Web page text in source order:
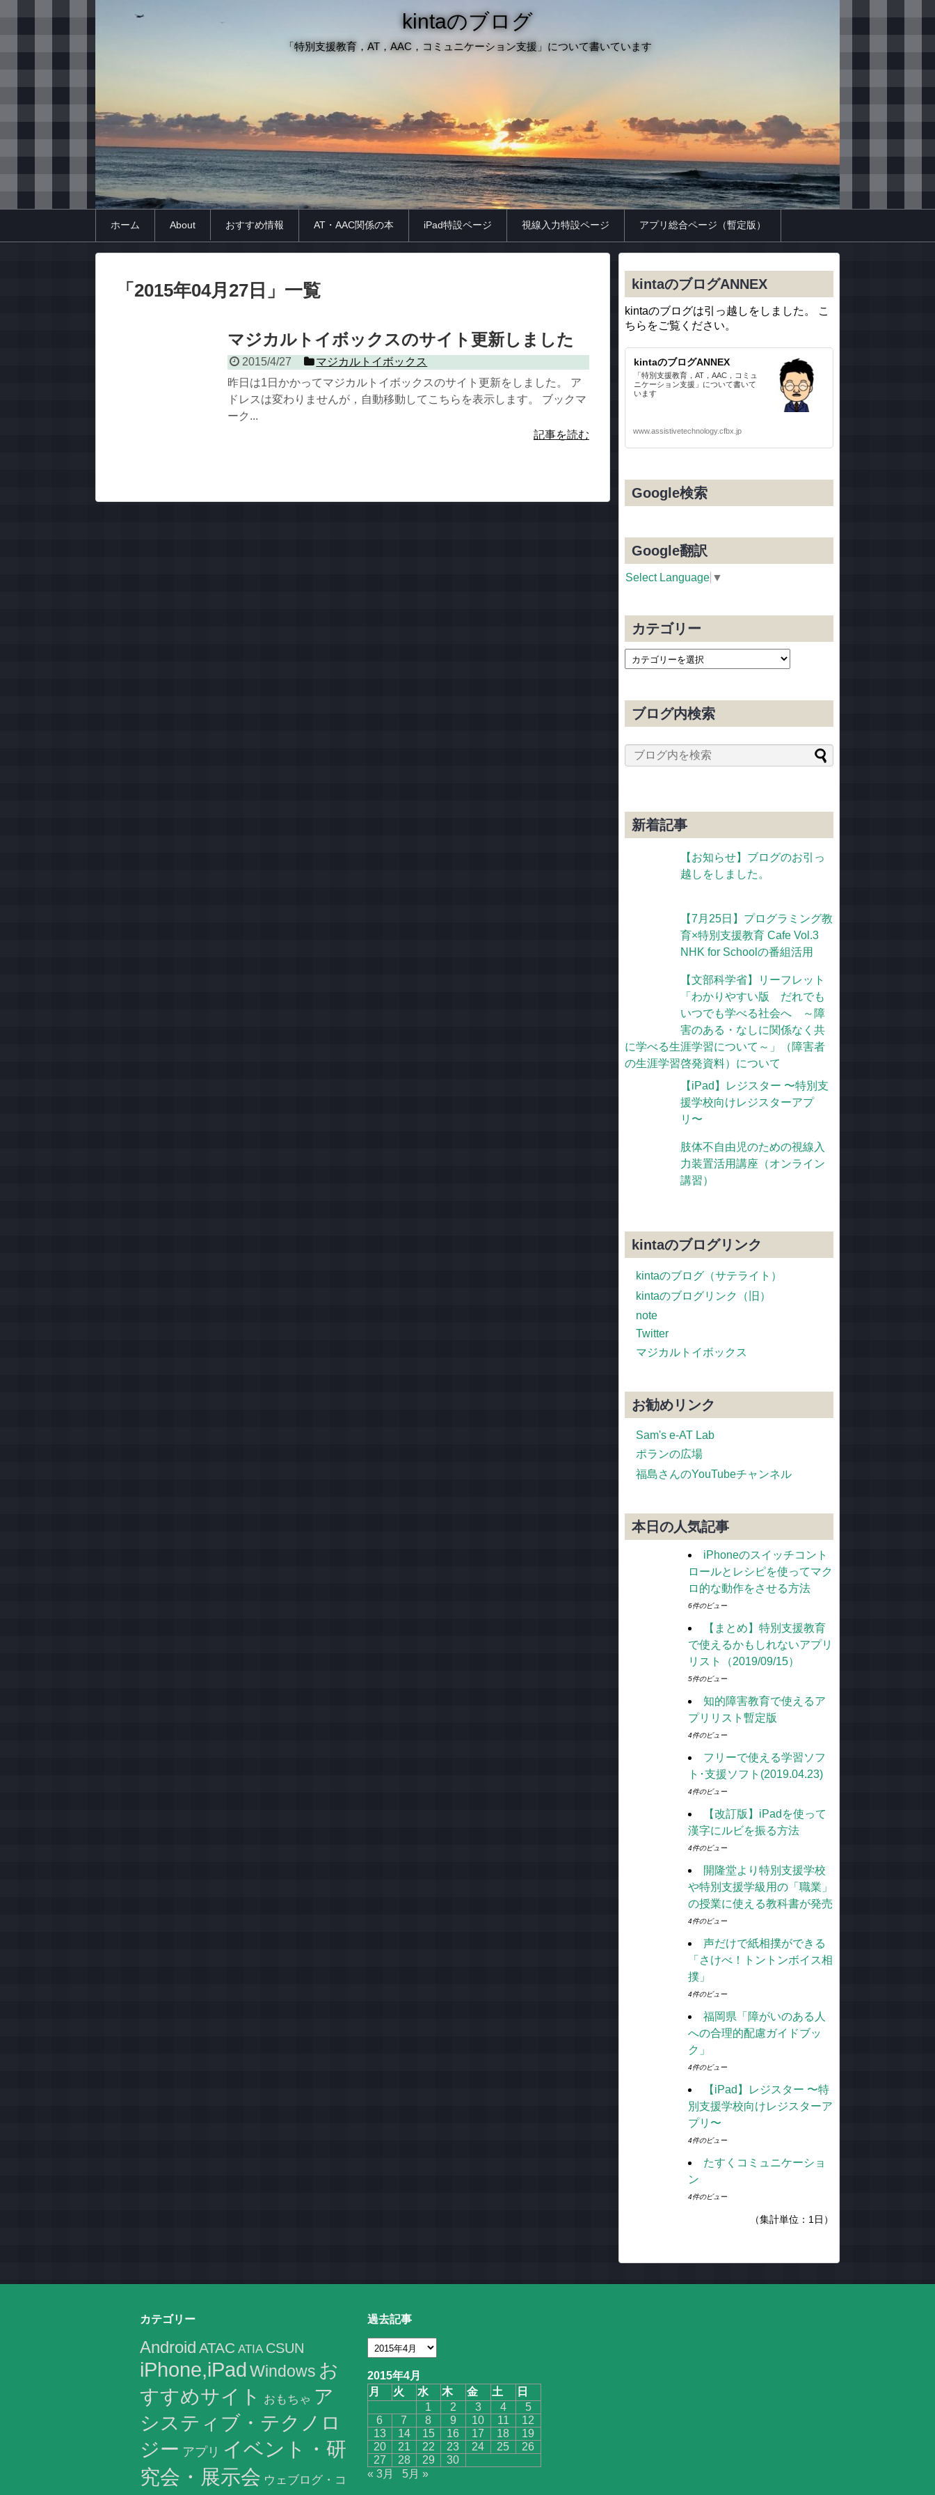
kintaのブログ
「特別支援教育，AT，AAC，コミュニケーション支援」について書いています
ホーム About おすすめ情報 AT・AAC関係の本 iPad特設ページ 視線入力特設ページ アプリ総合ページ（暫定版）
「 2015年04月27日 」 一覧
マジカルトイボックスのサイト更新しました
2015/4/27
マジカルトイボックス
昨日は1日かかってマジカルトイボックスのサイト更新をしました。 ア
ドレスは変わりませんが，自動移動してこちらを表示します。 ブックマ
ーク...
記事を読む
kintaのブログANNEX
kintaのブログは引っ越しをしました。 こ
ちらをご覧ください。
kintaのブログANNEX
「特別支援教育，AT，AAC，コミュ
ニケーション支援」について書いて
います
www.assistivetechnology.cfbx.jp
Google検索
Google翻訳
Select Language ▼
カテゴリー
ブログ内検索
新着記事
【お知らせ】ブログのお引っ
越しをしました。
【7月25日】プログラミング教
育×特別支援教育 Cafe Vol.3
NHK for Schoolの番組活用
【文部科学省】リーフレット
「わかりやすい版 だれでも
いつでも学べる社会へ ～障
害のある・なしに関係なく共
に学べる生涯学習について～」（障害者
の生涯学習啓発資料）について
【iPad】レジスター 〜特別支
援学校向けレジスターアプ
リ〜
肢体不自由児のための視線入
力装置活用講座（オンライン
講習）
kintaのブログリンク
kintaのブログ（サテライト）
kintaのブログリンク（旧）
note
Twitter
マジカルトイボックス
お勧めリンク
Sam's e-AT Lab
ポランの広場
福島さんのYouTubeチャンネル
本日の人気記事
iPhoneのスイッチコント
ロールとレシピを使ってマク
ロ的な動作をさせる方法
6件のビュー
【まとめ】特別支援教育
で使えるかもしれないアプリ
リスト（2019/09/15）
5件のビュー
知的障害教育で使えるア
プリリスト暫定版
4件のビュー
フリーで使える学習ソフ
ト･支援ソフト(2019.04.23)
4件のビュー
【改訂版】iPadを使って
漢字にルビを振る方法
4件のビュー
開隆堂より特別支援学校
や特別支援学級用の「職業」
の授業に使える教科書が発売
4件のビュー
声だけで紙相撲ができる
「さけべ！トントンボイス相
撲」
4件のビュー
福岡県「障がいのある人
への合理的配慮ガイドブッ
ク」
4件のビュー
【iPad】レジスター 〜特
別支援学校向けレジスターア
プリ〜
4件のビュー
たすくコミュニケーショ
ン
4件のビュー
（集計単位：1日）
カテゴリー
Android ATAC ATIA CSUN
iPhone,iPadWindows お
すすめサイト おもちゃ ア
システィブ・テクノロ
ジー アプリ イベント・研
究会・展示会 ウェブログ・コ
過去記事
2015年4月
月
火 水 木 金 土
日
1
2 3 4
5
6
7 8 9 10 11
12
13
14 15 16 17 18
19
20
21 22 23 24 25
26
27
28 29
30
« 3月
5月 »